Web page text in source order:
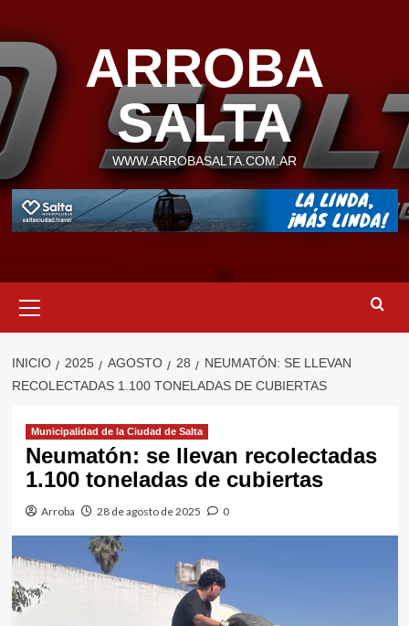
contenido
ARROBA
SALTA
WWW.ARROBASALTA.COM.AR
primario
INICIO 2025 AGOSTO 28
NEUMATÓN: SE LLEVAN
RECOLECTADAS 1.100 TONELADAS DE CUBIERTAS
Municipalidad de la Ciudad de Salta
Neumatón: se llevan recolectadas
1.100 toneladas de cubiertas
Arroba 28 de agosto de 2025 0